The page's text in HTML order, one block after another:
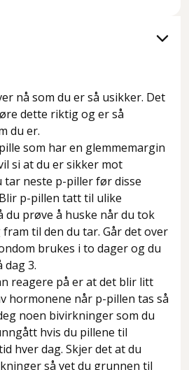
nå som du er så usikker. Det
dette riktig og er så
du er.
som har en glemmemargin
si at du er sikker mot
tar neste p-piller før disse
p-pillen tatt til ulike
du prøve å huske når du tok
til den du tar. Går det over
brukes i to dager og du
dag 3.
reagere på er at det blir litt
hormonene når p-pillen tas så
noen bivirkninger som du
hvis du pillene til
hver dag. Skjer det at du
så vet du grunnen til